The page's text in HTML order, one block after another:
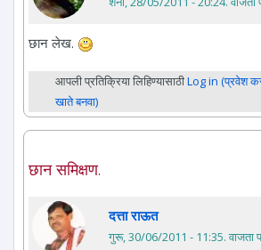
छान लेख.
आपली प्रतिक्रिया लिहिण्यासाठीLog in (प्रवेश
खाते बनवा)
छान समिक्षण.
दत्ता राऊत
गुरू, 30/06/2011 - 11:35. वाजता